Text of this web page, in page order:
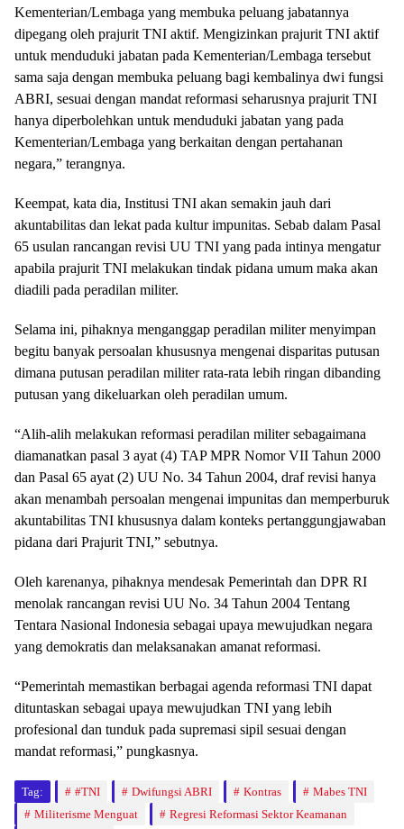
Kementerian/Lembaga yang membuka peluang jabatannya
dipegang oleh prajurit TNI aktif. Mengizinkan prajurit TNI aktif
untuk menduduki jabatan pada Kementerian/Lembaga tersebut
sama saja dengan membuka peluang bagi kembalinya dwi fungsi
ABRI, sesuai dengan mandat reformasi seharusnya prajurit TNI
hanya diperbolehkan untuk menduduki jabatan yang pada
Kementerian/Lembaga yang berkaitan dengan pertahanan
negara,” terangnya.
Keempat, kata dia, Institusi TNI akan semakin jauh dari
akuntabilitas dan lekat pada kultur impunitas. Sebab dalam Pasal
65 usulan rancangan revisi UU TNI yang pada intinya mengatur
apabila prajurit TNI melakukan tindak pidana umum maka akan
diadili pada peradilan militer.
Selama ini, pihaknya menganggap peradilan militer menyimpan
begitu banyak persoalan khususnya mengenai disparitas putusan
dimana putusan peradilan militer rata-rata lebih ringan dibanding
putusan yang dikeluarkan oleh peradilan umum.
“Alih-alih melakukan reformasi peradilan militer sebagaimana
diamanatkan pasal 3 ayat (4) TAP MPR Nomor VII Tahun 2000
dan Pasal 65 ayat (2) UU No. 34 Tahun 2004, draf revisi hanya
akan menambah persoalan mengenai impunitas dan memperburuk
akuntabilitas TNI khususnya dalam konteks pertanggungjawaban
pidana dari Prajurit TNI,” sebutnya.
Oleh karenanya, pihaknya mendesak Pemerintah dan DPR RI
menolak rancangan revisi UU No. 34 Tahun 2004 Tentang
Tentara Nasional Indonesia sebagai upaya mewujudkan negara
yang demokratis dan melaksanakan amanat reformasi.
“Pemerintah memastikan berbagai agenda reformasi TNI dapat
dituntaskan sebagai upaya mewujudkan TNI yang lebih
profesional dan tunduk pada supremasi sipil sesuai dengan
mandat reformasi,” pungkasnya.
Tag: #TNI Dwifungsi ABRI Kontras
Mabes TNI
Militerisme Menguat
Regresi Reformasi Sektor Keamanan